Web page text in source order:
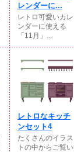
レンダーに...
レトロ可愛いカレ
ンダーに使える
「11月」...
レトロなキッチ
ンセット4
たくさんのイラス
トの中からご覧い